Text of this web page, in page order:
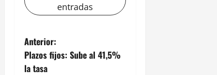
entradas
N
a
Anterior:
Plazos fijos: Sube al 41,5%
la tasa